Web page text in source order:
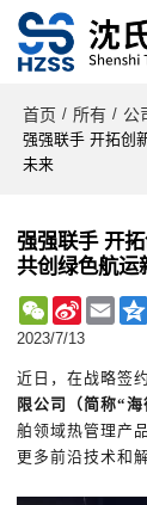
首页 / 所有 / 公
强强联手 开拓创
未来
强强联手 开
共创绿色航运
WeChat
Sina
Weibo
Email
2023/7/13
近日，在战略签
限公司（简称“
舶领域热管理产
更多前沿技术和